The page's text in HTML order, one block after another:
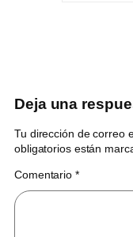
Deja una
Tu dirección de correo
obligatorios están
Comentario *